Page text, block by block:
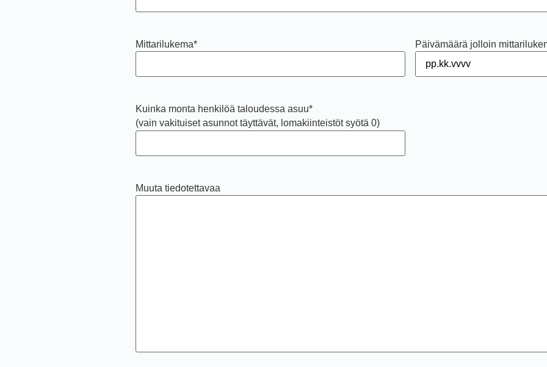
Mittarilukema* Päivämäärä jolloin
Kuinka monta henkilöä taloudessa asuu*
(vain vakituiset asunnot täyttävät, lomakiinteistöt syötä 0)
Muuta tiedotettavaa